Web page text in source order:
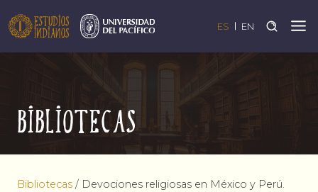
ES EN
Bibliotecas
Bibliotecas / Devociones religiosas en México y Perú.